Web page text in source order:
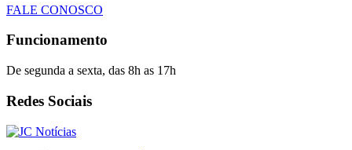
FALE CONOSCO
Funcionamento
De segunda a sexta, das 8h as 17h
Redes Sociais